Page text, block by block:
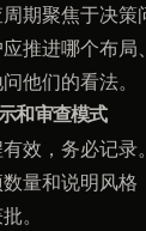
期聚焦于决策
推进哪个布局
他们的看法。
和审查模式
效，务必记录
量和说明风格
。